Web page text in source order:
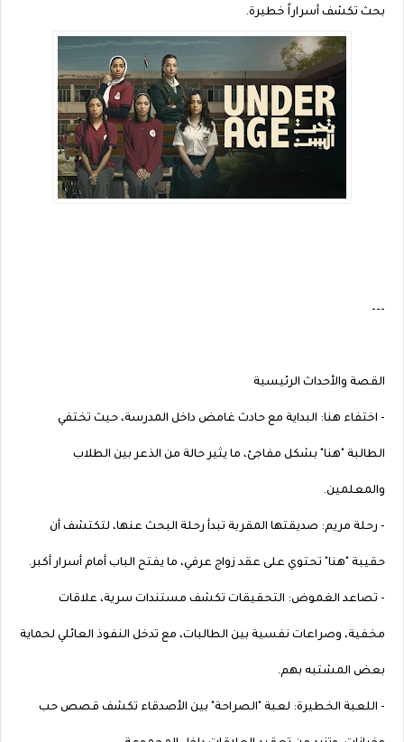
بحث تكشف أسراراً خطيرة.
---
القصة والأحداث الرئيسية
- اختفاء هنا: البداية مع حادث غامض داخل المدرسة، حيث تختفي
الطالبة "هنا" بشكل مفاجئ، ما يثير حالة من الذعر بين الطلاب
والمعلمين.
- رحلة مريم: صديقتها المقربة تبدأ رحلة البحث عنها، لتكتشف أن
حقيبة "هنا" تحتوي على عقد زواج عرفي، ما يفتح الباب أمام أسرار أكبر.
- تصاعد الغموض: التحقيقات تكشف مستندات سرية، علاقات
مخفية، وصراعات نفسية بين الطالبات، مع تدخل النفوذ العائلي لحماية
بعض المشتبه بهم.
- اللعبة الخطيرة: لعبة "الصراحة" بين الأصدقاء تكشف قصص حب